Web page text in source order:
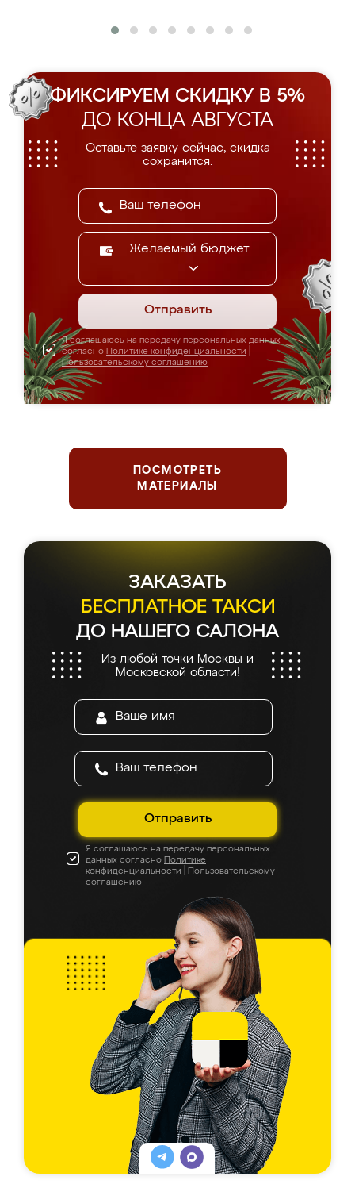
ФИКСИРУЕМ СКИДКУ В 5%
ДО КОНЦА АВГУСТА
Оставьте заявку сейчас, скидка
сохранится.
Желаемый бюджет
Отправить
Я соглашаюсь на передачу персональных данных
согласно Политике конфиденциальности
Пользовательскому соглашению
ПОСМОТРЕТЬ
МАТЕРИАЛЫ
ЗАКАЗАТЬ
БЕСПЛАТНОЕ ТАКСИ
ДО НАШЕГО САЛОНА
Из любой точки Москвы и
Московской области!
Отправить
Я соглашаюсь на передачу персональных
данных согласно Политике
конфиденциальности
Пользовательскому
соглашению